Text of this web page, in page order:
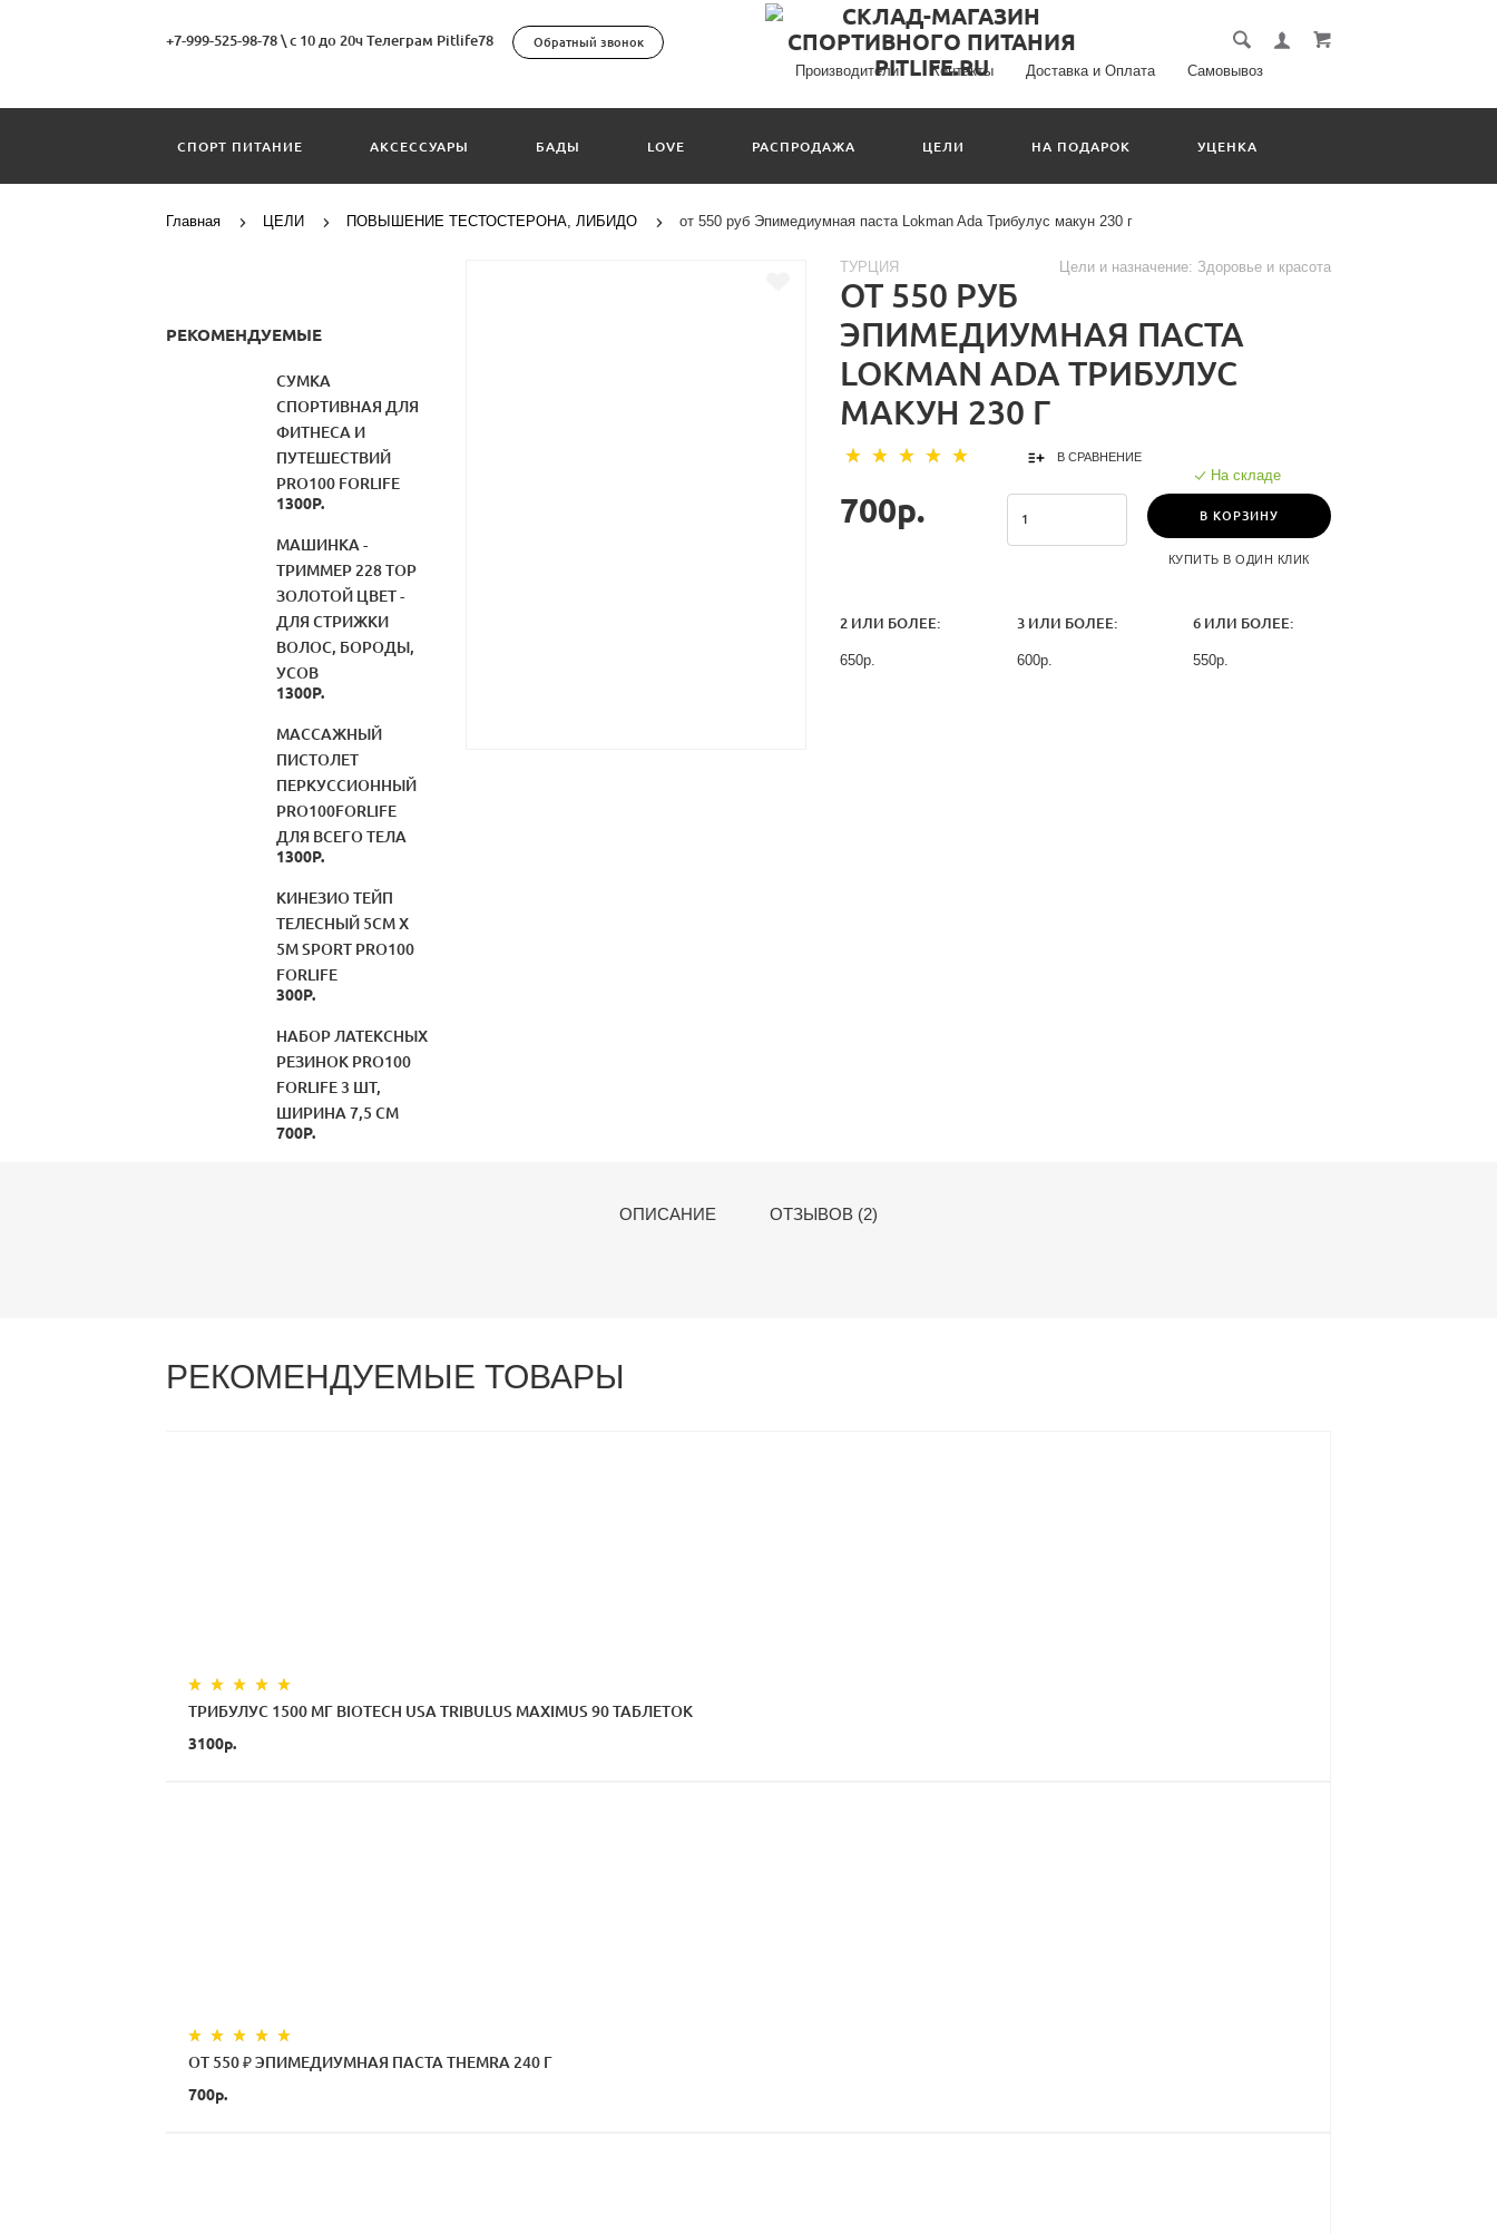
+7-999-525-98-78 \с 10 до 20ч Телеграм Pitlife78 Обратный звонок
Производители Контакты Доставка и Оплата Самовывоз
СПОРТ ПИТАНИЕ АКСЕССУАРЫ БАДЫ LOVE РАСПРОДАЖА ЦЕЛИ НА ПОДАРОК УЦЕНКА
Главная ЦЕЛИ ПОВЫШЕНИЕ ТЕСТОСТЕРОНА, ЛИБИДО от 550 руб Эпимедиумная паста Lokman Ada Трибулус макун 230 г
РЕКОМЕНДУЕМЫЕ
СУМКА
СПОРТИВНАЯ ДЛЯ
ФИТНЕСА И
ПУТЕШЕСТВИЙ
PRO100 FORLIFE
1300Р.
МАШИНКА -
ТРИММЕР 228 TOP
ЗОЛОТОЙ ЦВЕТ -
ДЛЯ СТРИЖКИ
ВОЛОС, БОРОДЫ,
УСОВ
1300Р.
МАССАЖНЫЙ
ПИСТОЛЕТ
ПЕРКУССИОННЫЙ
PRO100FORLIFE
ДЛЯ ВСЕГО ТЕЛА
1300Р.
КИНЕЗИО ТЕЙП
ТЕЛЕСНЫЙ 5СМ Х
5М SPORT PRO100
FORLIFE
300Р.
НАБОР ЛАТЕКСНЫХ
РЕЗИНОК PRO100
FORLIFE 3 ШТ,
ШИРИНА 7,5 СМ
700Р.
Цели и назначение: Здоровье и красота
ТУРЦИЯ
ОТ 550 РУБ
ЭПИМЕДИУМНАЯ ПАСТА
LOKMAN ADA ТРИБУЛУС
МАКУН 230 Г
В СРАВНЕНИЕ
700р.
На складе
В КОРЗИНУ
КУПИТЬ В ОДИН КЛИК
2 ИЛИ БОЛЕЕ:
650р.
3 ИЛИ БОЛЕЕ:
600р.
6 ИЛИ БОЛЕЕ:
550р.
ОПИСАНИЕ ОТЗЫВОВ (2)
РЕКОМЕНДУЕМЫЕ ТОВАРЫ
ТРИБУЛУС 1500 МГ BIOTECH USA TRIBULUS MAXIMUS 90 ТАБЛЕТОК
3100р.
ОТ 550 ₽ ЭПИМЕДИУМНАЯ ПАСТА THEMRA 240 Г
700р.